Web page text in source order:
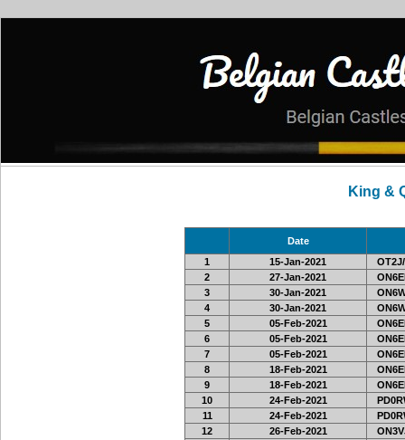
King &
Date
1
15-Jan-2021
2
27-Jan-2021
3
30-Jan-2021
4
30-Jan-2021
5
05-Feb-2021
6
05-Feb-2021
7
05-Feb-2021
8
18-Feb-2021
9
18-Feb-2021
10
24-Feb-2021
11
24-Feb-2021
12
26-Feb-2021